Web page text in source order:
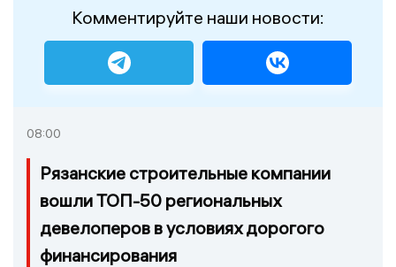
Комментируйте наши новости:
08:00
Рязанские строительные компании
вошли ТОП-50 региональных
девелоперов в условиях дорогого
финансирования